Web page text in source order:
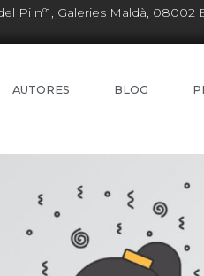
Pi nº1, Galeries Maldà, 08002
AUTORES BLOG